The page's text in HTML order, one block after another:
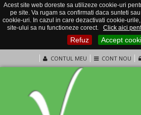
Acest site web doreste sa utilizeze cookie-uri
pe site. Va rugam sa confirmati daca sunteti
cookie-uri. In cazul in care dezactivati cookie-
site-ului sa nu functioneze corect.
Click aici
Refuz Accept
CONTUL MEU CONT NOU